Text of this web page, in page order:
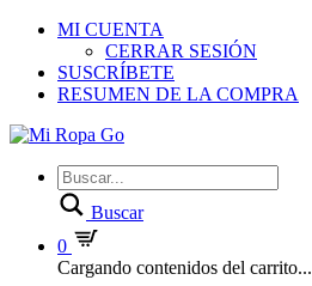
MI CUENTA
CERRAR SESIÓN
SUSCRÍBETE
RESUMEN DE LA COMPRA
Buscar
0
Cargando contenidos del carrito...